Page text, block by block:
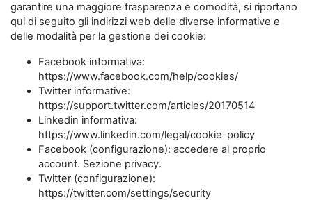
garantire una maggiore trasparenza e comodità, si riportano
qui di seguito gli indirizzi web delle diverse informative e
delle modalità per la gestione dei cookie:
Facebook informativa:
https://www.facebook.com/help/cookies/
Twitter informative:
https://support.twitter.com/articles/20170514
Linkedin informativa:
https://www.linkedin.com/legal/cookie-policy
Facebook (configurazione): accedere al proprio
account. Sezione privacy.
Twitter (configurazione):
https://twitter.com/settings/security